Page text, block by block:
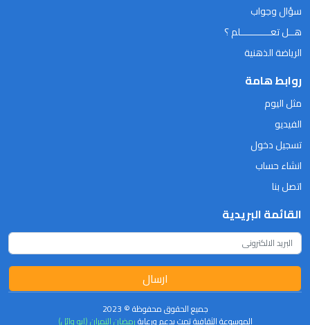
سؤال وجواب
هــل تعـــــــــــلم ؟
الرياضة الذهنية
روابط هامة
مثل اليوم
الفيديو
تسجيل دخول
انشاء حساب
اتصل بنا
القائمة البريدية
ارسال
جميع الحقوق محفوظة © 2023
الموسوعة الثقافية تمت بدعم ورعايةرمضان النمران (ابو وائل)